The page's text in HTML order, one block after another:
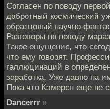
Согласен по поводу
добротный космический
образцовый научно-
Разговоры по поводу
Такое ощущение, что
что ему говорят.
галлюцинаций в
заработка. Уже давно на
Пока что Кэмерон еще не
Dancerrr »